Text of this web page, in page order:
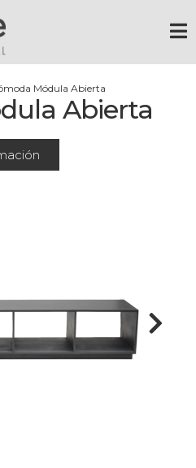
Módula Abierta
Abierta